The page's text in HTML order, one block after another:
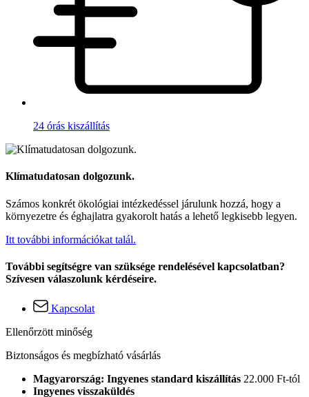
24 órás kiszállítás
Klímatudatosan dolgozunk.
Számos konkrét ökológiai intézkedéssel járulunk hozzá, hogy a
környezetre és éghajlatra gyakorolt hatás a lehető legkisebb legyen.
Itt további információkat talál.
További segítségre van szüksége rendelésével kapcsolatban?
Szívesen válaszolunk kérdéseire.
Kapcsolat
Ellenőrzött minőség
Biztonságos és megbízható vásárlás
Magyarország: Ingyenes standard kiszállítás 22.000 Ft-tól
Ingyenes visszaküldés